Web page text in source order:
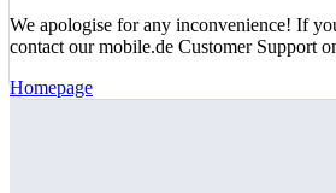
We apologise for any inconvenience! If
contact our mobile.de Customer Support
Homepage